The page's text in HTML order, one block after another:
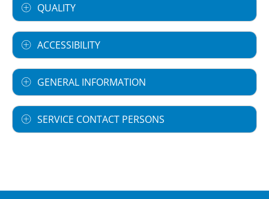
QUALITY
ACCESSIBILITY
GENERAL INFORMATION
SERVICE CONTACT PERSONS